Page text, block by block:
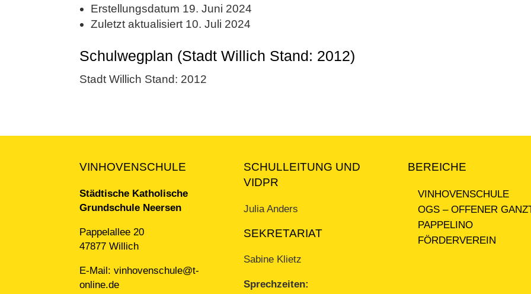
Erstellungsdatum 19. Juni 2024
Zuletzt aktualisiert 10. Juli 2024
Schulwegplan (Stadt Willich Stand: 2012)
Stadt Willich Stand: 2012
VINHOVENSCHULE
Städtische Katholische
Grundschule Neersen
Pappelallee 20
47877 Willich
E-Mail:vinhovenschule@t-
online.de
SCHULLEITUNG UND
VIDPR
Julia Anders
SEKRETARIAT
Sabine Klietz
Sprechzeiten:
BEREICHE
VINHOVENSCHULE
OGS – OFFENER
PAPPELINO
FÖRDERVEREIN